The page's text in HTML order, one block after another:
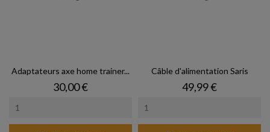
Adaptateurs axe home trainer...
Prix
30,00 €
Câble d'alimentation Saris
Prix
49,99 €